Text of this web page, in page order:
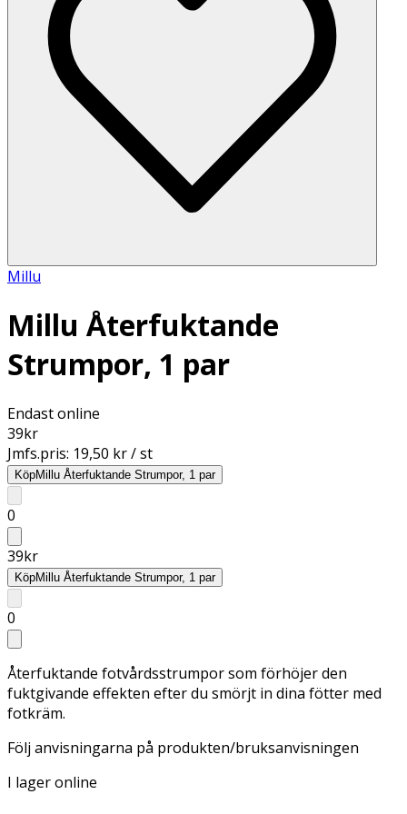
Millu
Millu Återfuktande
Strumpor, 1 par
Endast online
39kr
Jmfs.pris: 19,50 kr / st
KöpMillu Återfuktande Strumpor, 1 par
0
39kr
KöpMillu Återfuktande Strumpor, 1 par
0
Återfuktande fotvårdsstrumpor som förhöjer den
fuktgivande effekten efter du smörjt in dina fötter med
fotkräm.
Följ anvisningarna på produkten/bruksanvisningen
I lager online